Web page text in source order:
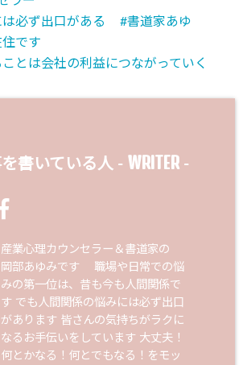
必ず出口がある
書道家あゆ
です
とは会社の利益につながっていく
書いている人 - WRITER-
産業心理カウンセラー＆書道家の
岡部あゆみです 職場や日常での悩
みの第一位は、昔も今も人間関係で
す でも人間関係の悩みには必ず出口
があります 皆さんの気持ちがラクに
なるお手伝いをしています 大丈夫！
何とかなる！何とでもなる！をモッ